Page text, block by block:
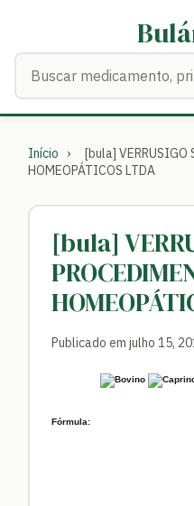
Início ›
[bula] VERRUSIGO
HOMEOPÁTICOS LTDA
[bula]
Publicado em julho 15,
Fórmula: